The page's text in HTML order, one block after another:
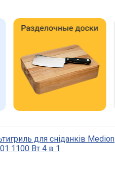
для сніданків Medion
1100 Вт 4 в 1